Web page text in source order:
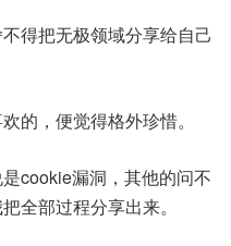
得把无极领域分享给自己
的，便觉得格外珍惜。
cookie漏洞，其他的问不
全部过程分享出来。